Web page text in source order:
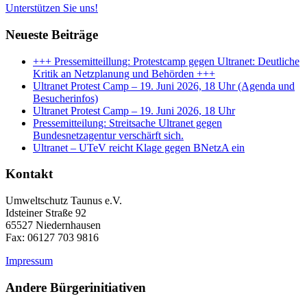
Unterstützen Sie uns!
Neueste Beiträge
+++ Pressemitteillung: Protestcamp gegen Ultranet: Deutliche
Kritik an Netzplanung und Behörden +++
Ultranet Protest Camp – 19. Juni 2026, 18 Uhr (Agenda und
Besucherinfos)
Ultranet Protest Camp – 19. Juni 2026, 18 Uhr
Pressemitteilung: Streitsache Ultranet gegen
Bundesnetzagentur verschärft sich.
Ultranet – UTeV reicht Klage gegen BNetzA ein
Kontakt
Umweltschutz Taunus e.V.
Idsteiner Straße 92
65527 Niedernhausen
Fax: 06127 703 9816
Impressum
Andere Bürgerinitiativen